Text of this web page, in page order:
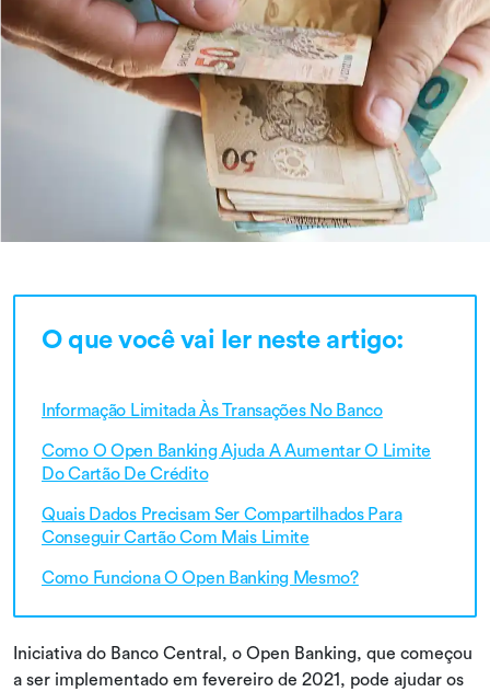
O que você vai ler neste artigo:
Informação Limitada Às Transações No Banco
Como O Open Banking Ajuda A Aumentar O Limite
Do Cartão De Crédito
Quais Dados Precisam Ser Compartilhados Para
Conseguir Cartão Com Mais Limite
Como Funciona O Open Banking Mesmo?
Iniciativa do Banco Central, o Open Banking, que começou
a ser implementado em fevereiro de 2021, pode ajudar os